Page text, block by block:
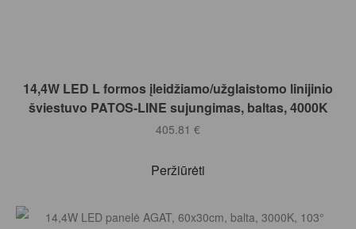
Į KREPŠELĮ
14,4W LED L formos įleidžiamo/užglaistomo linijinio
šviestuvo PATOS-LINE sujungimas, baltas, 4000K
405.81 €
Peržiūrėti